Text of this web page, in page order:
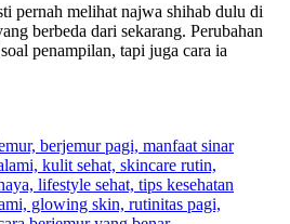
pernah melihat najwa shihab dulu di
berbeda dari sekarang. Perubahan
penampilan, tapi juga cara ia